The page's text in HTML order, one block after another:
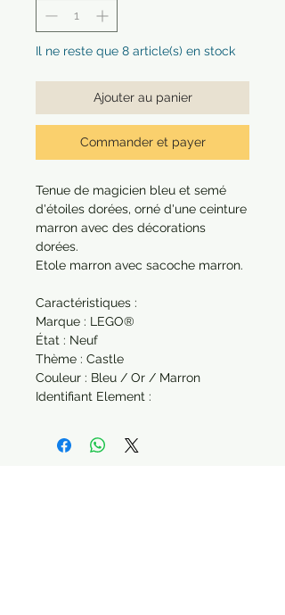
Il ne reste que 8 article(s) en stock
Ajouter au panier
Commander et payer
Tenue de magicien bleu et semé
d'étoiles dorées, orné d'une ceinture
marron avec des décorations
dorées.
Etole marron avec sacoche marron.
Caractéristiques :
Marque : LEGO®
État : Neuf
Thème : Castle
Couleur : Bleu / Or / Marron
Identifiant Element :
Attention : La photo montre le